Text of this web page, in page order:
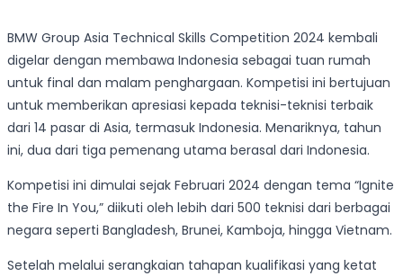
BMW Group Asia Technical Skills Competition 2024 kembali
digelar dengan membawa Indonesia sebagai tuan rumah
untuk final dan malam penghargaan. Kompetisi ini bertujuan
untuk memberikan apresiasi kepada teknisi-teknisi terbaik
dari 14 pasar di Asia, termasuk Indonesia. Menariknya, tahun
ini, dua dari tiga pemenang utama berasal dari Indonesia.
Kompetisi ini dimulai sejak Februari 2024 dengan tema “Ignite
the Fire In You,” diikuti oleh lebih dari 500 teknisi dari berbagai
negara seperti Bangladesh, Brunei, Kamboja, hingga Vietnam.
Setelah melalui serangkaian tahapan kualifikasi yang ketat